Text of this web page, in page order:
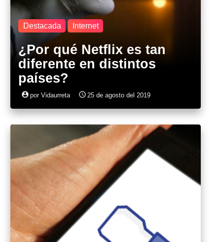
Destacada Internet
¿Por qué Netflix es tan
diferente en distintos
países?
account_circle por Vidaurreta access_time 25 de agosto del 2019